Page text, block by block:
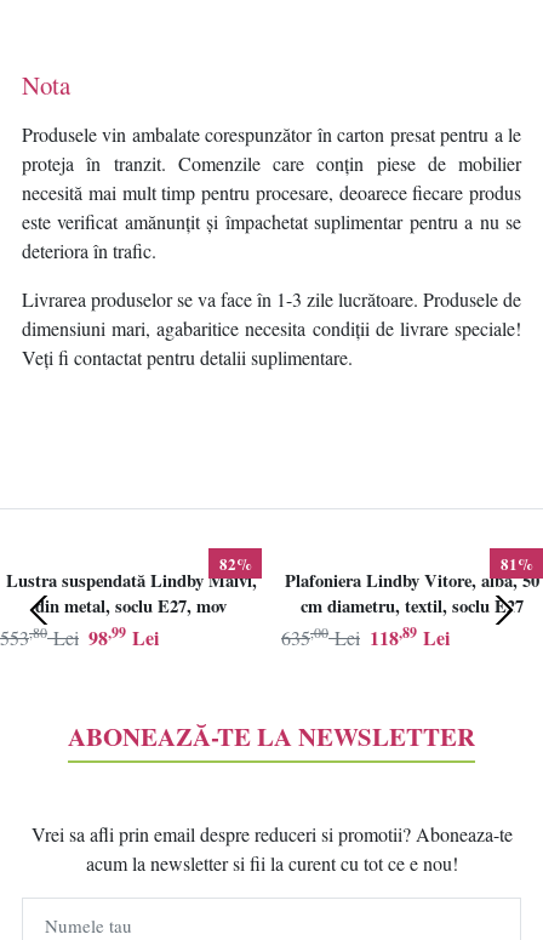
Nota
Produsele vin ambalate corespunzător în carton presat pentru a le
proteja în tranzit. Comenzile care conțin piese de mobilier
necesită mai mult timp pentru procesare, deoarece fiecare produs
este verificat amănunțit și împachetat suplimentar pentru a nu se
deteriora în trafic.
Livrarea produselor se va face în 1-3 zile lucrătoare. Produsele de
dimensiuni mari, agabaritice necesita condiții de livrare speciale!
Veți fi contactat pentru detalii suplimentare.
82%
Lustra suspendată Lindby Maivi,
din metal, soclu E27, mov
98,99 Lei
553,80 Lei
81%
Plafoniera Lindby Vitore, alba, 50
cm diametru, textil, soclu E27
118,89 Lei
635,00 Lei
ABONEAZĂ-TE LA NEWSLETTER
Vrei sa afli prin email despre reduceri si promotii? Aboneaza-te
acum la newsletter si fii la curent cu tot ce e nou!
Numele tau